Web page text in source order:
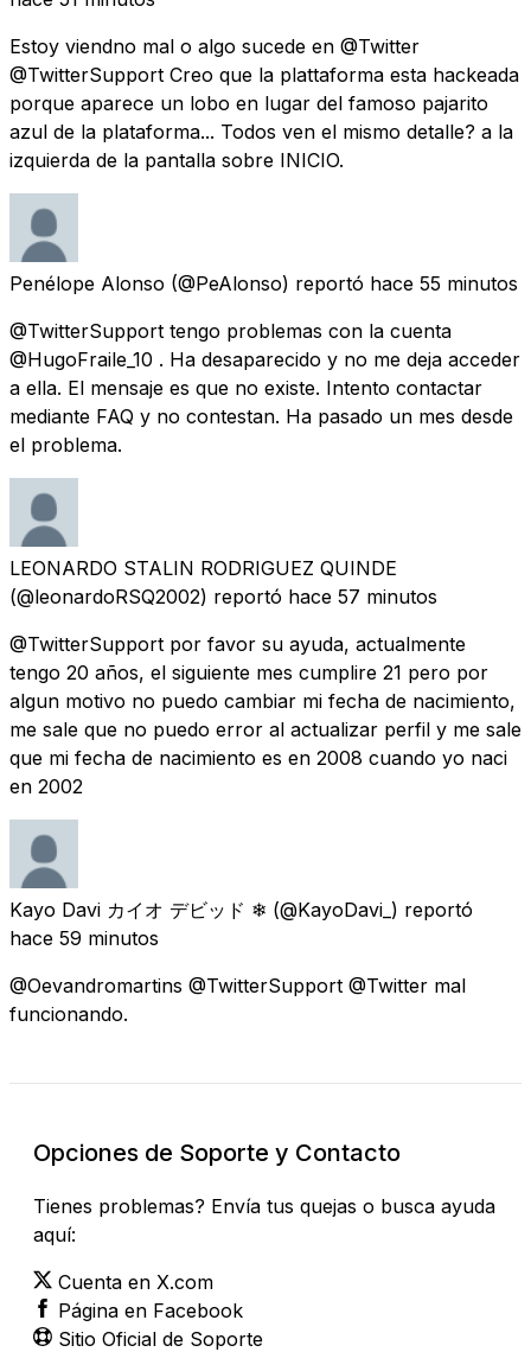
Estoy viendno mal o algo sucede en @Twitter
@TwitterSupport Creo que la plattaforma esta hackeada
porque aparece un lobo en lugar del famoso pajarito
azul de la plataforma... Todos ven el mismo detalle? a la
izquierda de la pantalla sobre INICIO.
Penélope Alonso (@PeAlonso) reportó hace 55 minutos
@TwitterSupport tengo problemas con la cuenta
@HugoFraile_10 . Ha desaparecido y no me deja acceder
a ella. El mensaje es que no existe. Intento contactar
mediante FAQ y no contestan. Ha pasado un mes desde
el problema.
LEONARDO STALIN RODRIGUEZ QUINDE
(@leonardoRSQ2002) reportó hace 57 minutos
@TwitterSupport por favor su ayuda, actualmente
tengo 20 años, el siguiente mes cumplire 21 pero por
algun motivo no puedo cambiar mi fecha de nacimiento,
me sale que no puedo error al actualizar perfil y me sale
que mi fecha de nacimiento es en 2008 cuando yo naci
en 2002
Kayo Davi カイオ デビッド ❄ (@KayoDavi_) reportó
hace 59 minutos
@Oevandromartins @TwitterSupport @Twitter mal
funcionando.
Opciones de Soporte y Contacto
Tienes problemas? Envía tus quejas o busca ayuda
aquí:
Cuenta en X.com
Página en Facebook
Sitio Oficial de Soporte